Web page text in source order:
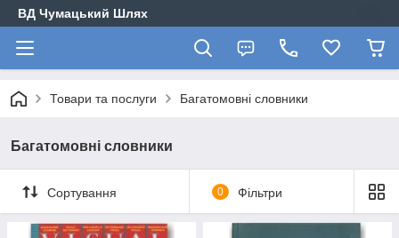
ВД Чумацький Шлях
Товари та послуги Багатомовні словники
Багатомовні словники
Сортування 0 Фільтри